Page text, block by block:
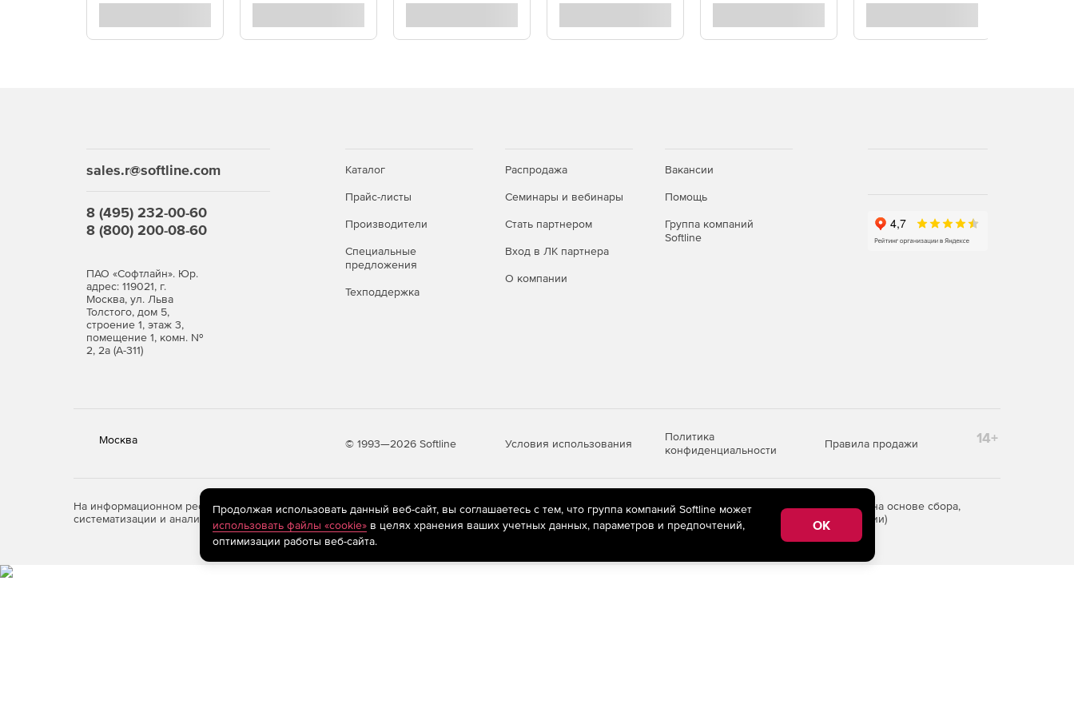
sales.r@softline.com
8 (495) 232-00-60
8 (800) 200-08-60
ПАО «Софтлайн». Юр.
адрес: 119021, г.
Москва, ул. Льва
Толстого, дом 5,
строение 1, этаж 3,
помещение 1, комн. №
2, 2а (А-311)
Каталог
Прайс-листы
Производители
Специальные
предложения
Техподдержка
Распродажа
Семинары и вебинары
Стать партнером
Вход в ЛК партнера
О компании
Вакансии
Помощь
Группа компаний
Softline
Москва © 1993—2026 Softline Условия использования
Политика
конфиденциальности
Правила продажи 14+
На информационном ресурсе store.softline.ru применяютсярекомендательные технологии(информационные технологии предоставления информации на основе сбора,
систематизации и анализа сведений, относящихся к предпочтениям пользователей сети «Интернет», находящихся на территории Российской Федерации)
Продолжая использовать данный веб-сайт, вы соглашаетесь с тем, что группа компаний Softline может
использовать файлы «cookie»в целях хранения ваших учетных данных, параметров и предпочтений,
оптимизации работы веб-сайта.
OK